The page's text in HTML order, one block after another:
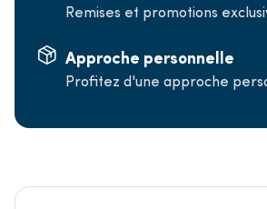
Remises et promotions
Approche personnelle
Profitez d'une approche